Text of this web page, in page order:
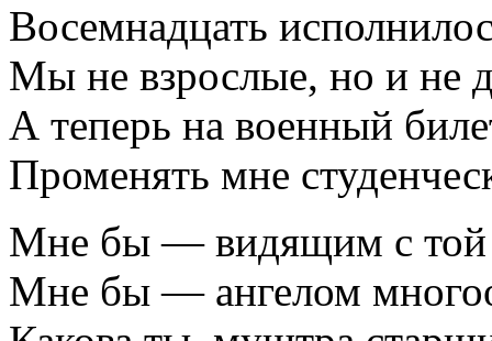
Восемнадцать
Мы не взрослые, но и не
А теперь на военный
Променять мне
Мне бы — видящим с той
Мне бы — ангелом